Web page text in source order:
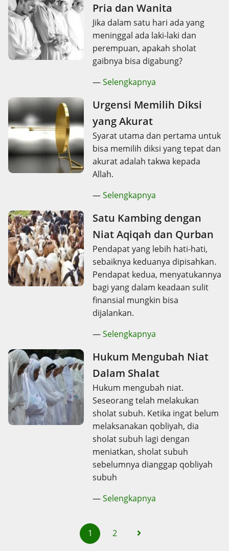
Pria dan Wanita
Jika dalam satu hari ada yang
meninggal ada laki-laki dan
perempuan, apakah sholat
gaibnya bisa digabung?
—Selengkapnya
Urgensi Memilih Diksi
yang Akurat
Syarat utama dan pertama untuk
bisa memilih diksi yang tepat dan
akurat adalah takwa kepada
Allah.
—Selengkapnya
Satu Kambing dengan
Niat Aqiqah dan Qurban
Pendapat yang lebih hati-hati,
sebaiknya keduanya dipisahkan.
Pendapat kedua, menyatukannya
bagi yang dalam keadaan sulit
finansial mungkin bisa
dijalankan.
—Selengkapnya
Hukum Mengubah Niat
Dalam Shalat
Hukum mengubah niat.
Seseorang telah melakukan
sholat subuh. Ketika ingat belum
melaksanakan qobliyah, dia
sholat subuh lagi dengan
meniatkan, sholat subuh
sebelumnya dianggap qobliyah
subuh
—Selengkapnya
1 2